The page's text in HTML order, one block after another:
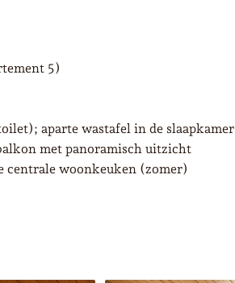
5)
aparte wastafel in de slaapkamer
met panoramisch uitzicht
centrale woonkeuken (zomer)